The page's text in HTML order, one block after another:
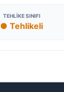
TEHLIKE SINIFI
● Tehlikeli